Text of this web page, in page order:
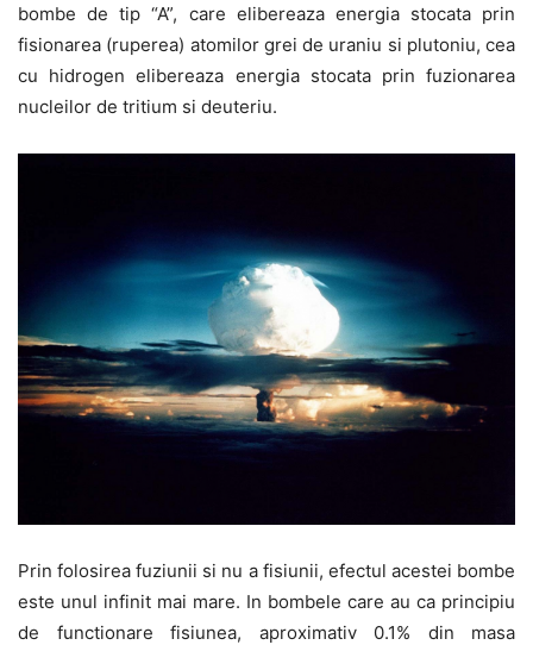
bombe de tip “A”, care elibereaza energia stocata prin
fisionarea (ruperea) atomilor grei de uraniu si plutoniu, cea
cu hidrogen elibereaza energia stocata prin fuzionarea
nucleilor de tritium si deuteriu.
Prin folosirea fuziunii si nu a fisiunii, efectul acestei bombe
este unul infinit mai mare. In bombele care au ca principiu
de functionare fisiunea, aproximativ 0.1% din masa